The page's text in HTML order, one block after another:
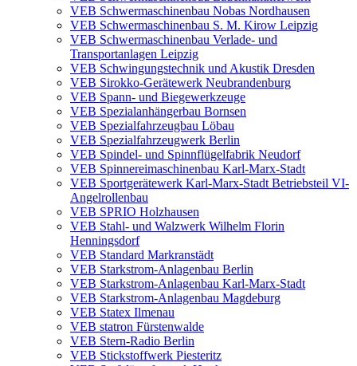
VEB Schwermaschinenbau Nobas Nordhausen
VEB Schwermaschinenbau S. M. Kirow Leipzig
VEB Schwermaschinenbau Verlade- und
Transportanlagen Leipzig
VEB Schwingungstechnik und Akustik Dresden
VEB Sirokko-Gerätewerk Neubrandenburg
VEB Spann- und Biegewerkzeuge
VEB Spezialanhängerbau Bornsen
VEB Spezialfahrzeugbau Löbau
VEB Spezialfahrzeugwerk Berlin
VEB Spindel- und Spinnflügelfabrik Neudorf
VEB Spinnereimaschinenbau Karl-Marx-Stadt
VEB Sportgerätewerk Karl-Marx-Stadt Betriebsteil VI-
Angelrollenbau
VEB SPRIO Holzhausen
VEB Stahl- und Walzwerk Wilhelm Florin
Henningsdorf
VEB Standard Markranstädt
VEB Starkstrom-Anlagenbau Berlin
VEB Starkstrom-Anlagenbau Karl-Marx-Stadt
VEB Starkstrom-Anlagenbau Magdeburg
VEB Statex Ilmenau
VEB statron Fürstenwalde
VEB Stern-Radio Berlin
VEB Stickstoffwerk Piesteritz